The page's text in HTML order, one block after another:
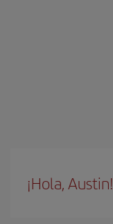
¡Hola, Austin!